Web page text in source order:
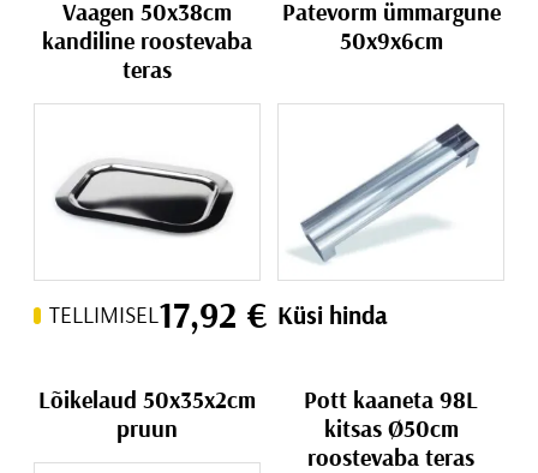
Vaagen 50x38cm
kandiline roostevaba
teras
TELLIMISEL17,92 €
Patevorm ümmargune
50x9x6cm
Küsi hinda
Lõikelaud 50x35x2cm
pruun
Pott kaaneta 98L
kitsas Ø50cm
roostevaba teras